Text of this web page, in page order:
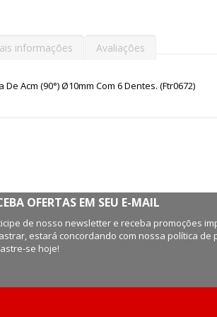
De Acm (90°) Ø10mm Com 6 Dentes. (Ftr0672)
informações Avaliações
OFERTAS EM SEU E-MAIL
de nosso newsletter e receba promoções
estará concordando com nossa política de
se hoje!